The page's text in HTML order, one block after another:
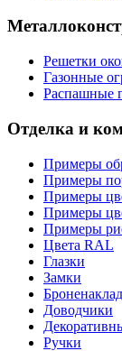
Решетки
Газонные
Распашные
Отделка и
Примеры
Примеры
Примеры
Примеры
Примеры
Цвета RAL
Глазки
Замки
Доводчики
Ручки